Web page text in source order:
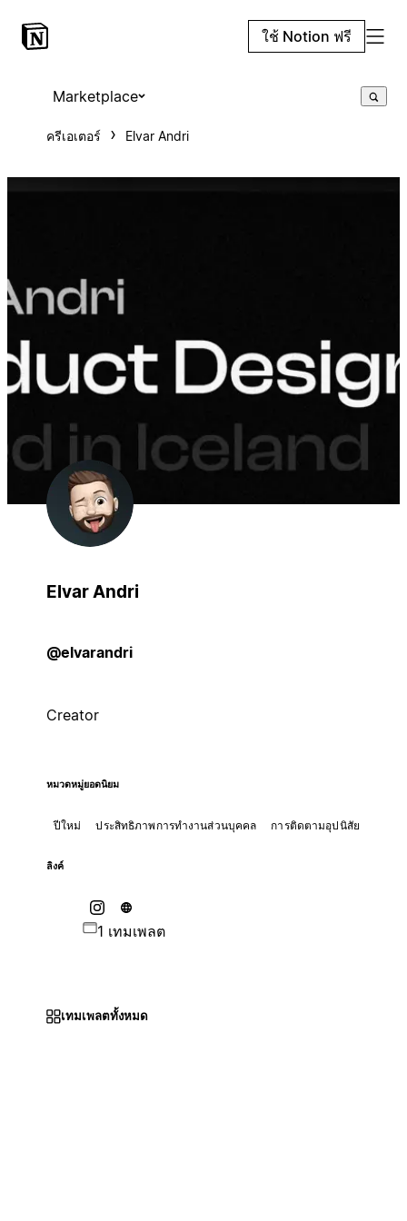
ใช้ Notion ฟรี
Marketplace
ครีเอเตอร์ Elvar Andri
Elvar Andri
@elvarandri
Creator
หมวดหมู่ยอดนิยม
ปีใหม่ ประสิทธิภาพการทำงานส่วนบุคคล การติดตามอุปนิสัย
ลิงค์
1 เทมเพลต
เทมเพลตทั้งหมด